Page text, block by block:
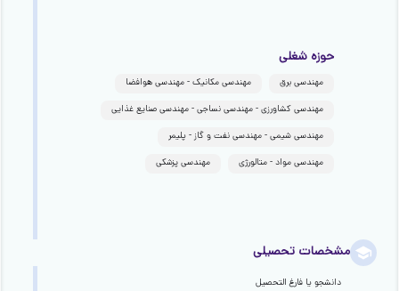
حوزه شغلی
مهندسی برق
مهندسی مکانیک - مهندسی هوافضا
مهندسی کشاورزی - مهندسی نساجی - مهندسی صنایع غذایی
مهندسی شیمی - مهندسی نفت و گاز - پلیمر
مهندسی مواد - متالورژی
مهندسی پزشکی
مشخصات تحصیلی
دانشجو یا فارغ التحصیل